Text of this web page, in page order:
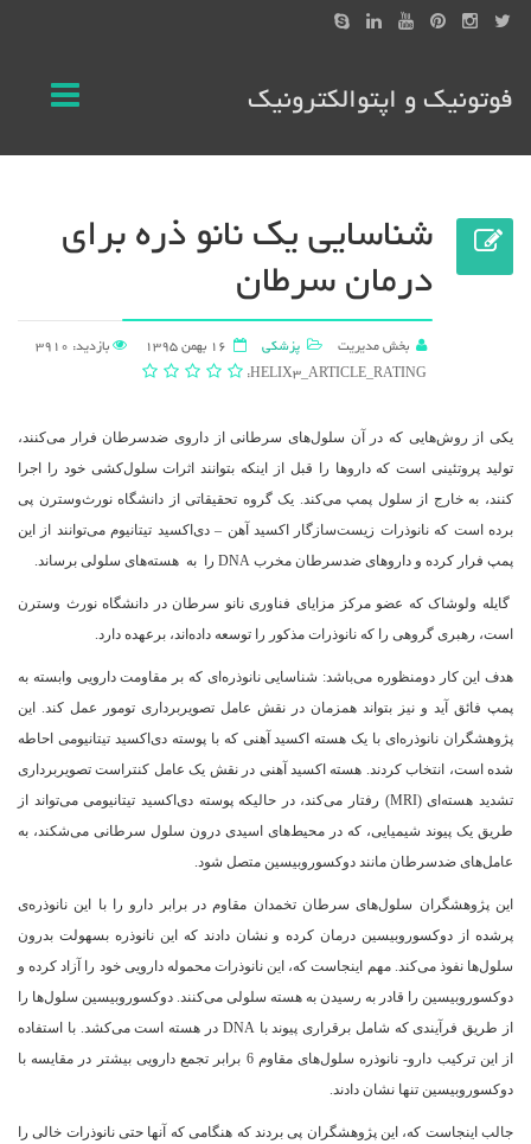
فوتونیک و اپتوالکترونیک
شناسایی یک نانو ذره برای
درمان سرطان
بخش مدیریت پزشکی 16 بهمن 1395
بازدید: 3910
HELIX3_ARTICLE_RATING:
یکی از روش‌هایی که در آن سلول‌های سرطانی از داروی ضدسرطان فرار می‌کنند،
تولید پروتئینی است که داروها را قبل از اینکه بتوانند اثرات سلول‌کشی خود را اجرا
کنند، به خارج از سلول پمپ می‌کند. یک گروه تحقیقاتی از دانشگاه نورث‌وسترن پی
برده است که نانوذرات زیست‌سازگار اکسید آهن – دی‌اکسید تیتانیوم می‌توانند از این
پمپ فرار کرده و داروهای ضدسرطان مخرب DNA را به هسته‌های سلولی برساند.
گایله ولوشاک که عضو مرکز مزایای فناوری‌ نانو سرطان در دانشگاه نورث‌ وسترن
است، رهبری گروهی را که نانوذرات مذکور را توسعه داده‌اند، برعهده دارد.
هدف این کار دومنظوره می‌باشد: شناسایی نانوذره‌ای که بر مقاومت دارویی وابسته به
پمپ فائق آید و نیز بتواند همزمان در نقش عامل تصویربرداری تومور عمل کند. این
پژوهشگران نانوذره‌ای با یک هسته اکسید آهنی که با پوسته دی‌اکسید تیتانیومی احاطه
شده است، انتخاب کردند. هسته اکسید آهنی در نقش یک عامل کنتراست تصویربرداری
تشدید هسته‌ای (MRI) رفتار می‌کند، در حالیکه پوسته دی‌اکسید تیتانیومی می‌تواند از
طریق یک پیوند شیمیایی، که در محیط‌های اسیدی درون سلول سرطانی می‌شکند، به
عامل‌های ضدسرطان مانند دوکسوروبیسین متصل شود.
این پژوهشگران سلول‌های سرطان تخمدان مقاوم در برابر دارو را با این نانوذره‌ی
پرشده از دوکسوروبیسین درمان کرده و نشان دادند که این نانوذره بسهولت بدرون
سلول‌ها نفوذ می‌کند. مهم اینجاست که، این نانوذرات محموله دارویی خود را آزاد کرده و
دوکسوروبیسین را قادر به رسیدن به هسته سلولی می‌کنند. دوکسوروبیسین سلول‌ها را
از طریق فرآیندی که شامل برقراری پیوند با DNA در هسته است می‌کشد. با استفاده
از این ترکیب دارو- نانوذره سلول‌های مقاوم 6 برابر تجمع دارویی بیشتر در مقایسه با
دوکسوروبیسین تنها نشان دادند.
جالب اینجاست که، این پژوهشگران پی بردند که هنگامی که آنها حتی نانوذرات خالی را